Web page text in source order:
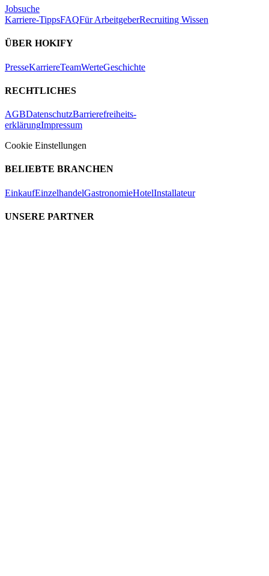
Jobsuche
Karriere-TippsFAQFür ArbeitgeberRecruiting Wissen
ÜBER HOKIFY
PresseKarriereTeamWerteGeschichte
RECHTLICHES
AGBDatenschutzBarrierefreiheits-
erklärungImpressum
Cookie Einstellungen
BELIEBTE BRANCHEN
EinkaufEinzelhandelGastronomieHotelInstallateur
UNSERE PARTNER